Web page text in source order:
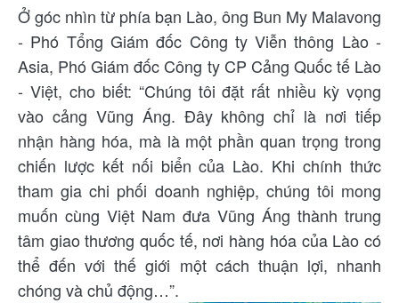
Ở góc nhìn từ phía bạn Lào, ông Bun My Malavong
- Phó Tổng Giám đốc Công ty Viễn thông Lào -
Asia, Phó Giám đốc Công ty CP Cảng Quốc tế Lào
- Việt, cho biết: “Chúng tôi đặt rất nhiều kỳ vọng
vào cảng Vũng Áng. Đây không chỉ là nơi tiếp
nhận hàng hóa, mà là một phần quan trọng trong
chiến lược kết nối biển của Lào. Khi chính thức
tham gia chi phối doanh nghiệp, chúng tôi mong
muốn cùng Việt Nam đưa Vũng Áng thành trung
tâm giao thương quốc tế, nơi hàng hóa của Lào có
thể đến với thế giới một cách thuận lợi, nhanh
chóng và chủ động…”.